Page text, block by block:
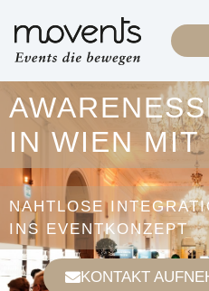
IN WIEN MIT
NAHTLOSE
INS EVENTKONZEPT
KONTAKT